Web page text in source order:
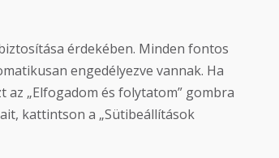
2026, minden jog fenntartva
weboldal létrehozása
érdekében. Minden fontos
engedélyezve vannak. Ha
az „Elfogadom és folytatom” gombra
kattintson a „Sütibeállítások